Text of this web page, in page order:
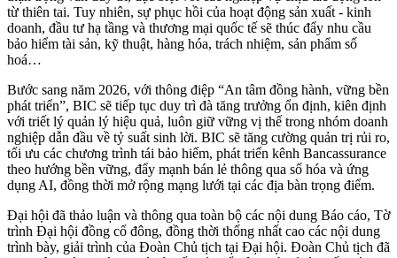
từ thiên tai. Tuy nhiên, sự phục hồi của hoạt động sản xuất - kinh
doanh, đầu tư hạ tầng và thương mại quốc tế sẽ thúc đẩy nhu cầu
bảo hiểm tài sản, kỹ thuật, hàng hóa, trách nhiệm, sản phẩm số
hoá…
Bước sang năm 2026, với thông điệp “An tâm đồng hành, vững bền
phát triển”, BIC sẽ tiếp tục duy trì đà tăng trưởng ổn định, kiên định
với triết lý quản lý hiệu quả, luôn giữ vững vị thế trong nhóm doanh
nghiệp dẫn đầu về tỷ suất sinh lời. BIC sẽ tăng cường quản trị rủi ro,
tối ưu các chương trình tái bảo hiểm, phát triển kênh Bancassurance
theo hướng bền vững, đẩy mạnh bán lẻ thông qua số hóa và ứng
dụng AI, đồng thời mở rộng mạng lưới tại các địa bàn trọng điểm.
Đại hội đã thảo luận và thông qua toàn bộ các nội dung Báo cáo, Tờ
trình Đại hội đồng cổ đông, đồng thời thống nhất cao các nội dung
trình bày, giải trình của Đoàn Chủ tịch tại Đại hội. Đoàn Chủ tịch đã